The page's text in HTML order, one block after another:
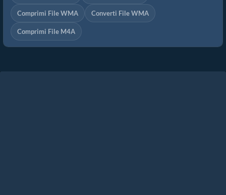
Comprimi File WMA Converti File WMA
Comprimi File M4A